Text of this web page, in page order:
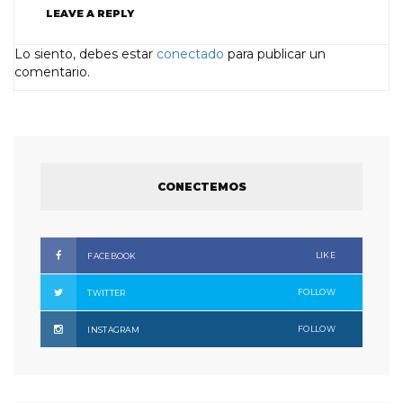
LEAVE A REPLY
Lo siento, debes estar conectado para publicar un
comentario.
CONECTEMOS
FACEBOOK LIKE
TWITTER FOLLOW
INSTAGRAM FOLLOW